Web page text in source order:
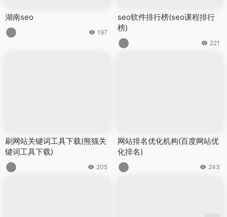
湖南seo
197
seo软件排行榜(seo课程排行
榜)
221
刷网站关键词工具下载(熊猫关
键词工具下载)
205
网站排名优化机构(百度网站优
化排名)
243